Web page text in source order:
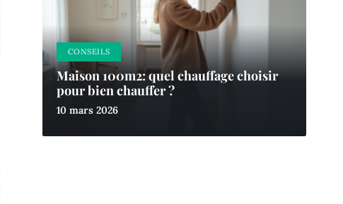
CONSEILS
Maison 100m2: quel chauffage choisir
pour bien chauffer ?
10 mars 2026